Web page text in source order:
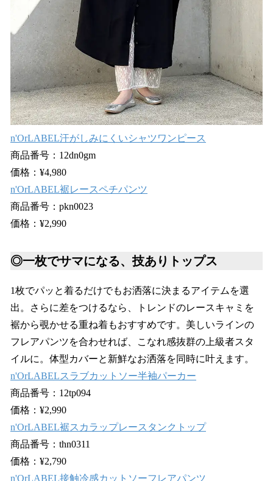
n'OrLABEL汗がしみにくいシャツワンピース
商品番号：12dn0gm
価格：¥4,980
n'OrLABEL裾レースペチパンツ
商品番号：pkn0023
価格：¥2,990
◎一枚でサマになる、技ありトップス
1枚でパッと着るだけでもお洒落に決まるアイテムを選
出。さらに差をつけるなら、トレンドのレースキャミを
裾から覗かせる重ね着もおすすめです。美しいラインの
フレアパンツを合わせれば、こなれ感抜群の上級者スタ
イルに。体型カバーと新鮮なお洒落を同時に叶えます。
n'OrLABELスラブカットソー半袖パーカー
商品番号：12tp094
価格：¥2,990
n'OrLABEL裾スカラップレースタンクトップ
商品番号：thn0311
価格：¥2,790
n'OrLABEL接触冷感カットソーフレアパンツ